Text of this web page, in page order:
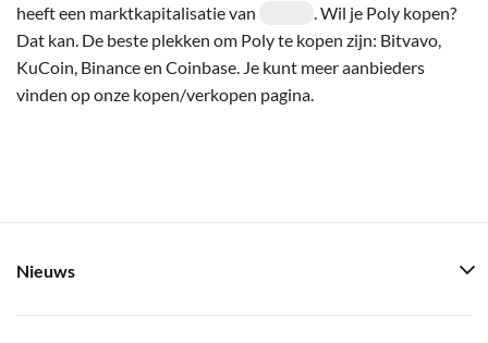
heeft een marktkapitalisatie van
. Wil je Poly kopen?
Dat kan. De beste plekken om Poly te kopen zijn: Bitvavo,
KuCoin, Binance en Coinbase. Je kunt meer aanbieders
vinden op onze kopen/verkopen pagina.
Nieuws